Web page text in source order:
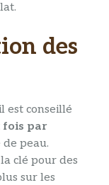
des
est conseillé
fois par
peau.
clé pour des
sur les